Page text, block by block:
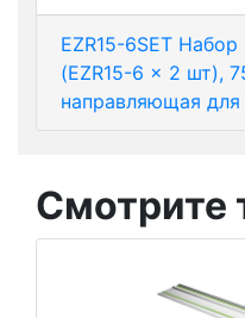
EZR15-6SET
(EZR15-6 x 2 шт),
направляющая
Смотрите